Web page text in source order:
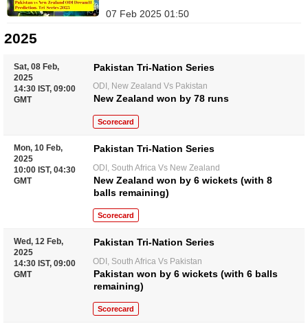
07 Feb 2025 01:50
2025
Sat, 08 Feb,
2025
14:30 IST, 09:00
GMT
Pakistan Tri-Nation Series
ODI, New Zealand Vs Pakistan
New Zealand won by 78 runs
Scorecard
Mon, 10 Feb,
2025
10:00 IST, 04:30
GMT
Pakistan Tri-Nation Series
ODI, South Africa Vs New Zealand
New Zealand won by 6 wickets (with 8
balls remaining)
Scorecard
Wed, 12 Feb,
2025
14:30 IST, 09:00
GMT
Pakistan Tri-Nation Series
ODI, South Africa Vs Pakistan
Pakistan won by 6 wickets (with 6 balls
remaining)
Scorecard